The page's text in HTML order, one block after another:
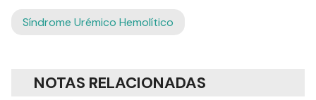
Síndrome Urémico Hemolítico
NOTAS RELACIONADAS